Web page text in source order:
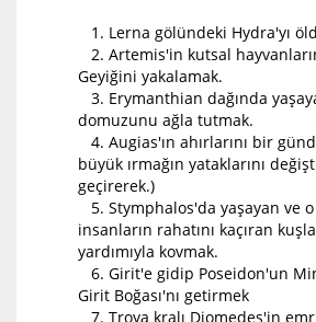
1. Lerna gölündeki Hydra'yı
2. Artemis'in kutsal
Geyiğini yakalamak.
3. Erymanthian dağında
domuzunu ağla tutmak.
4. Augias'ın ahırlarını bir
büyük ırmağın yataklarını
geçirerek.)
5. Stymphalos'da yaşayan ve
insanların rahatını kaçıran
yardımıyla kovmak.
6. Girit'e gidip Poseidon'un
Girit Boğası'nı getirmek
7. Troya kralı Diomedes'in